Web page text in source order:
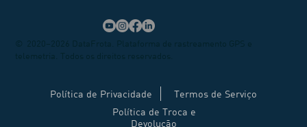
© 2020–2026 DataFrota. Plataforma de rastreamento GPS e
telemetria. Todos os direitos reservados.
Política de Privacidade
Termos de Serviço
Política de Troca e
Devolução